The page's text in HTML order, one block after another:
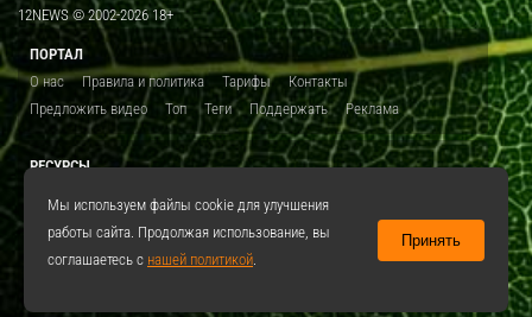
12NEWS © 2002-2026 18+
ПОРТАЛ
О нас
Правила и политика Тарифы
Контакты
Предложить видео
Топ Теги Поддержать Реклама
РЕСУРСЫ
Мы используем файлы cookie для улучшения
работы сайта. Продолжая использование, вы
соглашаетесь с нашей политикой.
Принять